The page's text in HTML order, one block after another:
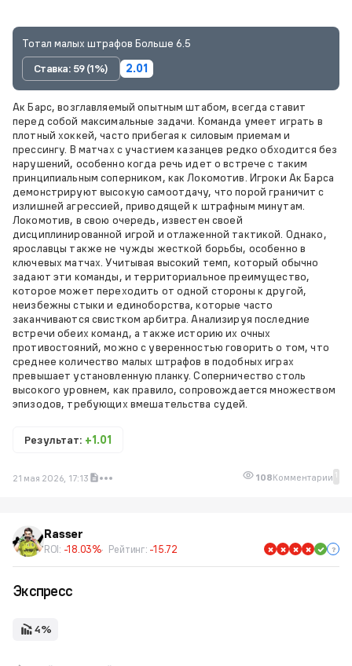
Тотал малых штрафов Больше 6.5
Ставка: 59 (1%)
2.01
Ак Барс, возглавляемый опытным штабом, всегда ставит
перед собой максимальные задачи. Команда умеет играть в
плотный хоккей, часто прибегая к силовым приемам и
прессингу. В матчах с участием казанцев редко обходится без
нарушений, особенно когда речь идет о встрече с таким
принципиальным соперником, как Локомотив. Игроки Ак Барса
демонстрируют высокую самоотдачу, что порой граничит с
излишней агрессией, приводящей к штрафным минутам.
Локомотив, в свою очередь, известен своей
дисциплинированной игрой и отлаженной тактикой. Однако,
ярославцы также не чужды жесткой борьбы, особенно в
ключевых матчах. Учитывая высокий темп, который обычно
задают эти команды, и территориальное преимущество,
которое может переходить от одной стороны к другой,
неизбежны стыки и единоборства, которые часто
заканчиваются свистком арбитра. Анализируя последние
встречи обеих команд, а также историю их очных
противостояний, можно с уверенностью говорить о том, что
среднее количество малых штрафов в подобных играх
превышает установленную планку. Соперничество столь
высокого уровнем, как правило, сопровождается множеством
эпизодов, требующих вмешательства судей.
Результат: +1.01
21 мая 2026, 17:13 108Комментарии 1
Rasser
ROI: -18.03% Рейтинг: -15.72
Экспресс
4%